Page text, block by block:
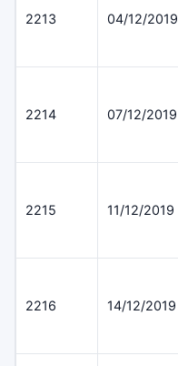
2213 04/12/2019
2214 07/12/2019
2215 11/12/2019
2216 14/12/2019